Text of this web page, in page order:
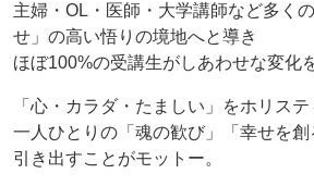
主婦・OL・医師・大学講師など多く
せ」の高い悟りの境地へと導き
ほぼ100%の受講生がしあわせな変化
「心・カラダ・たましい」をホリステ
一人ひとりの「魂の歓び」「幸せを創
引き出すことがモットー。